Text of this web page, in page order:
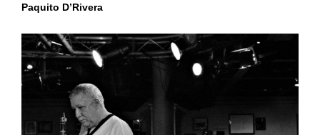
Paquito D’Rivera